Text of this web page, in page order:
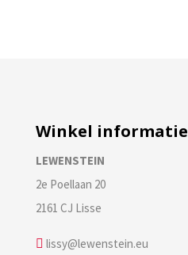
Winkel informatie
LEWENSTEIN
2e Poellaan 20
2161 CJ Lisse
 lissy@lewenstein.eu